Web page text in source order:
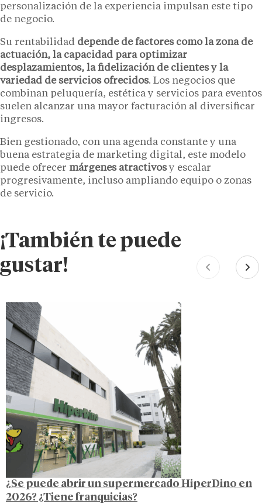
personalización de la experiencia impulsan este tipo
de negocio.
Su rentabilidad depende de factores como la zona de
actuación, la capacidad para optimizar
desplazamientos, la fidelización de clientes y la
variedad de servicios ofrecidos. Los negocios que
combinan peluquería, estética y servicios para eventos
suelen alcanzar una mayor facturación al diversificar
ingresos.
Bien gestionado, con una agenda constante y una
buena estrategia de marketing digital, este modelo
puede ofrecer márgenes atractivosy escalar
progresivamente, incluso ampliando equipo o zonas
de servicio.
¡También te puede
gustar!
¿Se puede abrir un supermercado HiperDino en
2026? ¿Tiene franquicias?